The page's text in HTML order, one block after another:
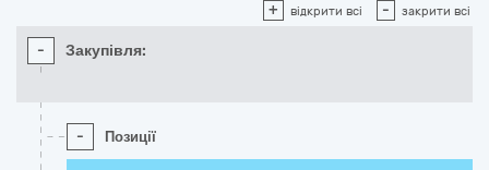
+ відкрити всі - закрити всі
- Закупівля:
- Позиції